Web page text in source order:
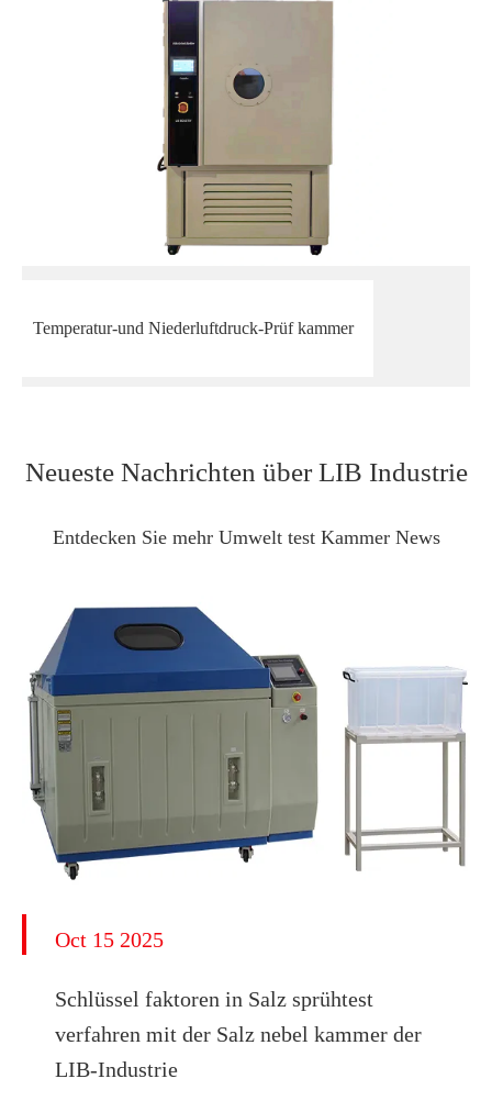
Temperatur-und Niederluftdruck-Prüf kammer
Neueste Nachrichten über LIB Industrie
Entdecken Sie mehr Umwelt test Kammer News
Oct 15 2025
Schlüssel faktoren in Salz sprühtest
verfahren mit der Salz nebel kammer der
LIB-Industrie